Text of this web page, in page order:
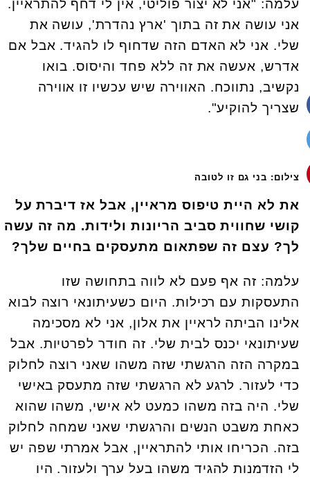
עלמה: "אני לא יצור פוליטי, אין לי דחף להתראיין.
אני עושה את זה בתוך 'ארץ נהדרת', עושה את
שלי. אני לא האדם הזה שדחוף לו להגיד. אבל אם
אדרש, אעשה את זה ללא פחד והיסוס. בואו
נקשיב, נתווכח. האווירה שיש עכשיו זו אווירה
שצריך להוקיע".
צילום: בני גם זו לטובה
את לא היית טיפוס מראיין, אבל אז דיברת על
קושי שחווית סביב הריונות ולידות. מה זה עשה
לך? עצם זה שפתאום מתעסקים בחיים שלך?
עלמה: זה אף פעם לא לווה בתחושה שזו
התעסקות עם רכילות. היום כשעיתונאי רוצה לבוא
אלינו הביתה לראיין את אלון, אני לא מסכימה
שעיתונאי יכנס לבית שלי. זה חודר לפרטיות. אבל
במקרה הזה הרגשתי שזה משהו שאני רוצה לחלוק
כדי לעזור. לרגע לא הרגשתי שזה מתעסק באישי
שלי. היה בזה משהו כמעט לא אישי, משהו שהוא
כאחת משבט הנשים והרגשתי שאני שמחה לחלוק
בזה. הכריחו אותי להתראיין, אבל אמרתי שפה יש
לי הזדמנות להגיד משהו בעל ערך ולעזור. היו